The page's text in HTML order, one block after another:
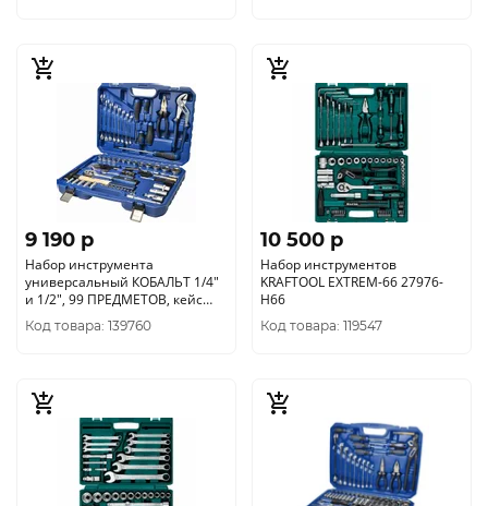
9 190 p
Набор инструмента
универсальный КОБАЛЬТ 1/4"
и 1/2", 99 ПРЕДМЕТОВ, кейс
(919-654)
Код товара: 139760
10 500 p
Набор инструментов
KRAFTOOL EXTREM-66 27976-
H66
Код товара: 119547